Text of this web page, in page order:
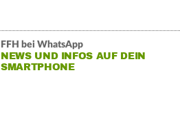
FFH bei WhatsApp
NEWS UND INFOS AUF DEIN
SMARTPHONE